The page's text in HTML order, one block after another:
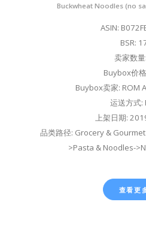
Buckwheat Noodles (no
ASIN:
BSR:
卖家数
Buybox价
Buybox卖家: ROM
运送方式:
上架日期:
品类路径: Grocery &
>Pasta & Noodles-
查看更